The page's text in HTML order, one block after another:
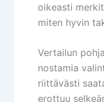
oikeasti
miten hyvin
Vertailun
nostamia
riittävästi
erottuu